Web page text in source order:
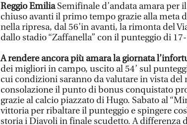
Reggio EmiliaSemifinale d’andata amara per
chiuso avanti il primo tempo grazie alla meta
nella ripresa, dal 56’in avanti, la rimonta del
dallo stadio “Zaffanella” con il punteggio di
A rendere ancora più amara la giornata
dei migliori in campo, uscito al 54’ sul
cui condizioni saranno da valutare in vista
consolazione il punto di bonus conquistato
grazie al calcio piazzato di Hugo. Sabato al
vittoria per ribaltare il punteggio e spingere
storia i Diavoli in finale scudetto. A differenza